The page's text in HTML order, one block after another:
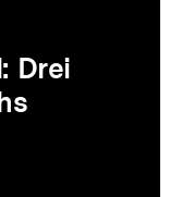
Drei